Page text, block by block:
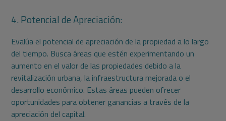
4. Potencial de Apreciación:
Evalúa el potencial de apreciación de la propiedad a lo largo
del tiempo. Busca áreas que estén experimentando un
aumento en el valor de las propiedades debido a la
revitalización urbana, la infraestructura mejorada o el
desarrollo económico. Estas áreas pueden ofrecer
oportunidades para obtener ganancias a través de la
apreciación del capital.